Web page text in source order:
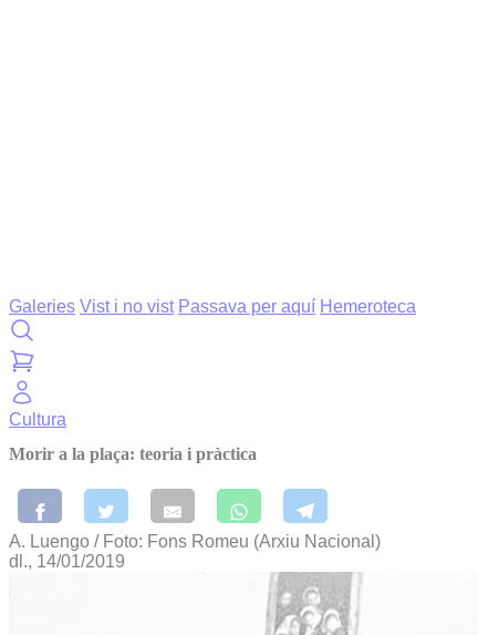
Galeries Vist i no vist Passava per aquí Hemeroteca
Cultura
Morir a la plaça: teoria i pràctica
A. Luengo / Foto: Fons Romeu (Arxiu Nacional)
dl., 14/01/2019